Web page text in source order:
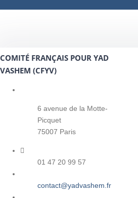
COMITÉ FRANÇAIS POUR YAD
VASHEM (CFYV)
6 avenue de la Motte-
Picquet
75007 Paris
01 47 20 99 57
contact@yadvashem.fr